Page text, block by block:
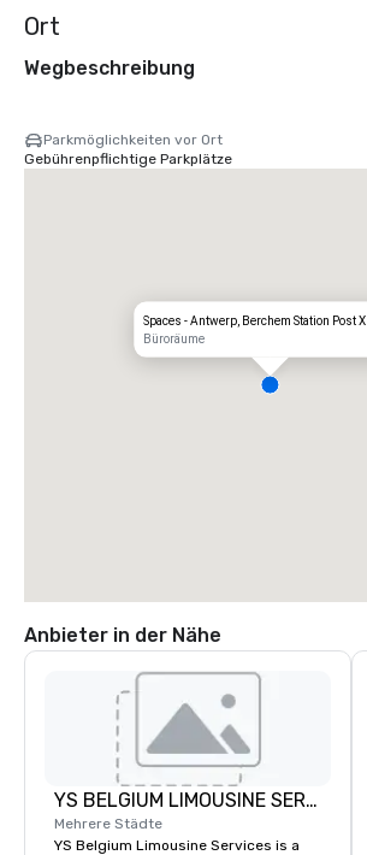
Ort
Wegbeschreibung
Parkmöglichkeiten vor Ort
Gebührenpflichtige Parkplätze
Spaces - Antwerp, Berchem Station Post X
Büroräume
Anbieter in der Nähe
YS BELGIUM LIMOUSINE SERVICES
Mehrere Städte
YS Belgium Limousine Services is a